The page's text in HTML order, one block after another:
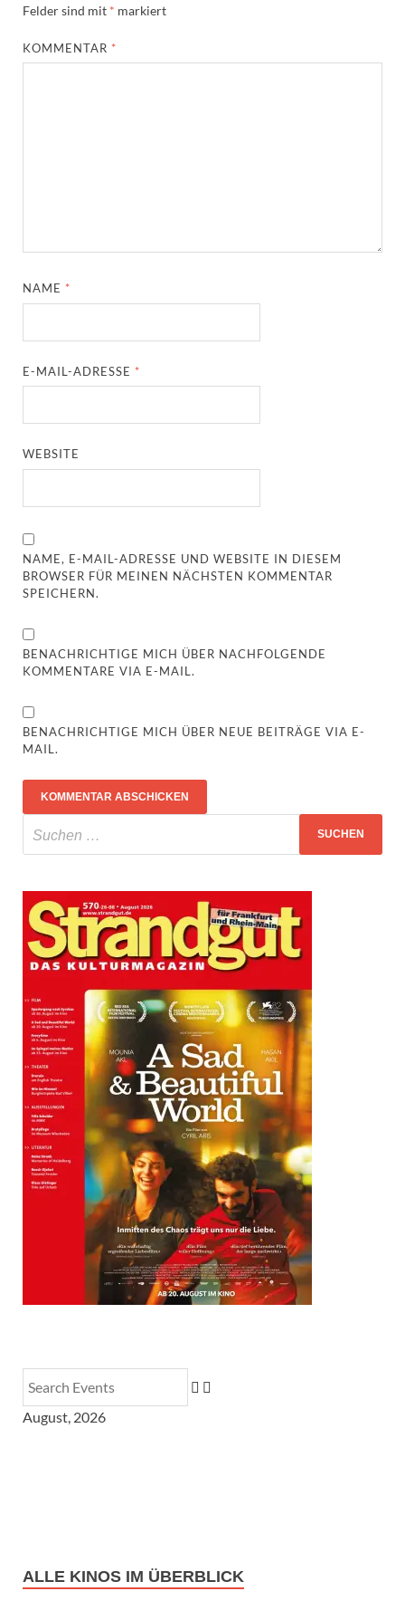
Felder sind mit * markiert
KOMMENTAR *
NAME *
E-MAIL-ADRESSE *
WEBSITE
NAME, E-MAIL-ADRESSE UND WEBSITE IN DIESEM
BROWSER FÜR MEINEN NÄCHSTEN KOMMENTAR
SPEICHERN.
BENACHRICHTIGE MICH ÜBER NACHFOLGENDE
KOMMENTARE VIA E-MAIL.
BENACHRICHTIGE MICH ÜBER NEUE BEITRÄGE VIA E-
MAIL.
August, 2026
ALLE KINOS IM ÜBERBLICK